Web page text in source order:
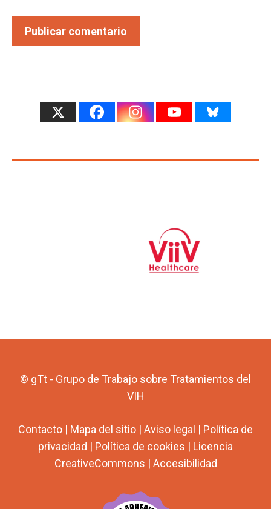
© gTt - Grupo de Trabajo sobre Tratamientos del
VIH
Contacto | Mapa del sitio | Aviso legal | Política de
privacidad | Política de cookies | Licencia
CreativeCommons | Accesibilidad